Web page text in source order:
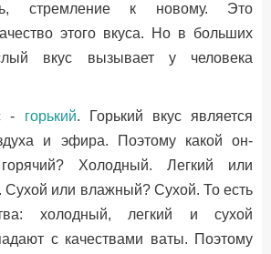
стремление к новому. Это
этого вкуса. Но в больших
вкус вызывает у человека
- горький. Горький вкус является
и эфира. Поэтому какой он-
Холодный. Легкий или
Сухой или влажный? Сухой. То есть
холодный, легкий и сухой
с качествами ваты. Поэтому